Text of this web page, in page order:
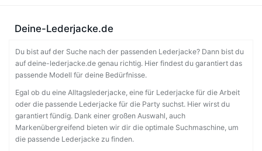
Deine-Lederjacke.de
Du bist auf der Suche nach der passenden Lederjacke? Dann bist du
auf deine-lederjacke.de genau richtig. Hier findest du garantiert das
passende Modell für deine Bedürfnisse.
Egal ob du eine Alltagslederjacke, eine für Lederjacke für die Arbeit
oder die passende Lederjacke für die Party suchst. Hier wirst du
garantiert fündig. Dank einer großen Auswahl, auch
Markenübergreifend bieten wir dir die optimale Suchmaschine, um
die passende Lederjacke zu finden.